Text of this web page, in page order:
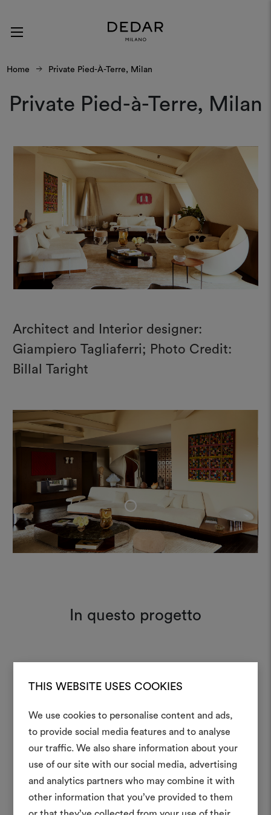
THIS WEBSITE USES COOKIES
We use cookies to personalise content and ads,
to provide social media features and to analyse
our traffic. We also share information about your
use of our site with our social media, advertising
and analytics partners who may combine it with
other information that you’ve provided to them
Home Private Pied-À-Terre, Milan
Private Pied-à-Terre, Milan
Architect and Interior designer:
Giampiero Tagliaferri; Photo Credit:
Billal Taright
+
In questo progetto
Crea
Uno strumento interattivo
e condividere le tue idee,